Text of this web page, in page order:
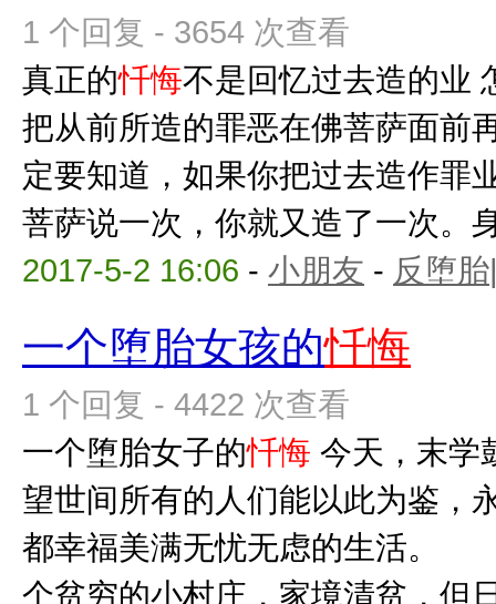
1 个回复 - 3654 次查看
真正的忏悔不是回忆过去造的业
把从前所造的罪恶在佛菩萨面前
定要知道，如果你把过去造作罪
菩萨说一次，你就又造了一次。
2017-5-2 16:06 - 小朋友 - 反堕
一个堕胎女孩的忏悔
1 个回复 - 4422 次查看
一个堕胎女子的忏悔 今天，末学
望世间所有的人们能以此为鉴，
都幸福美满无忧无虑的生
个贫穷的小村庄，家境清贫，但